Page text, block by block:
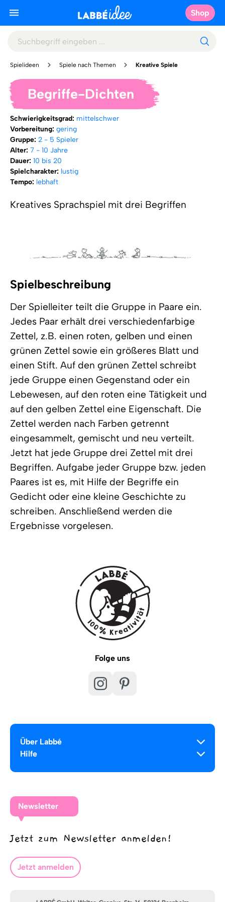
Shop
Spielideen Spiele nach Themen Kreative Spiele
Begriffe-Dichten
Schwierigkeitsgrad: mittelschwer
Vorbereitung: gering
Gruppe: 2 - 5 Spieler
Alter: 7 - 10 Jahre
Dauer: 10 bis 20
Spielcharakter: lustig
Tempo: lebhaft
Kreatives Sprachspiel mit drei Begriffen
Spielbeschreibung
Der Spielleiter teilt die Gruppe in Paare ein.
Jedes Paar erhält drei verschiedenfarbige
Zettel, z.B. einen roten, gelben und einen
grünen Zettel sowie ein größeres Blatt und
einen Stift. Auf den grünen Zettel schreibt
jede Gruppe einen Gegenstand oder ein
Lebewesen, auf den roten eine Tätigkeit und
auf den gelben Zettel eine Eigenschaft. Die
Zettel werden nach Farben getrennt
eingesammelt, gemischt und neu verteilt.
Jetzt hat jede Gruppe drei Zettel mit drei
Begriffen. Aufgabe jeder Gruppe bzw. jeden
Paares ist es, mit Hilfe der Begriffe ein
Gedicht oder eine kleine Geschichte zu
schreiben. Anschließend werden die
Ergebnisse vorgelesen.
Folge uns
Über Labbé
Hilfe
Newsletter
Jetzt zum Newsletter anmelden!
Jetzt anmelden